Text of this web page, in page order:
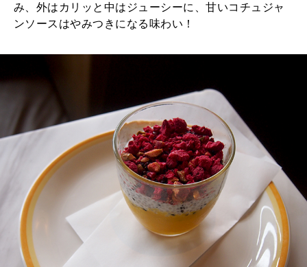
み、外はカリッと中はジューシーに、甘いコチュジャ
ンソースはやみつきになる味わい！